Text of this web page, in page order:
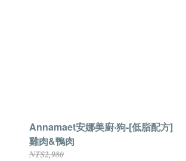
Annamaet安娜美廚‧狗-[低脂配方]
雞肉&鴨肉
NT$2,980